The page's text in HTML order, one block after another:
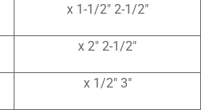
2-1/2″ x 1-1/2″
2-1/2″ x 2″
3″ x 1/2″